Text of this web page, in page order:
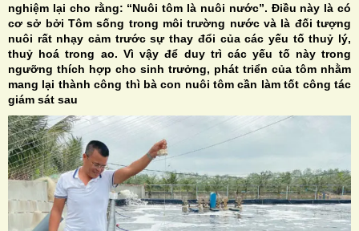
nghiệm lại cho rằng: “Nuôi tôm là nuôi nước”. Điều này là có
cơ sở bởi Tôm sống trong môi trường nước và là đối tượng
nuôi rất nhạy cảm trước sự thay đổi của các yếu tố thuỷ lý,
thuỷ hoá trong ao. Vì vậy để duy trì các yếu tố này trong
ngưỡng thích hợp cho sinh trưởng, phát triển của tôm nhằm
mang lại thành công thì bà con nuôi tôm cần làm tốt công tác
giám sát sau